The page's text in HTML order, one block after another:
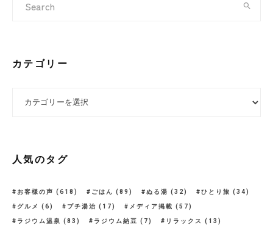
カテゴリー
人気のタグ
お客様の声 (618) ごはん (89) ぬる湯 (32) ひとり旅 (34)
グルメ (6) プチ湯治 (17) メディア掲載 (57)
ラジウム温泉 (83) ラジウム納豆 (7) リラックス (13)